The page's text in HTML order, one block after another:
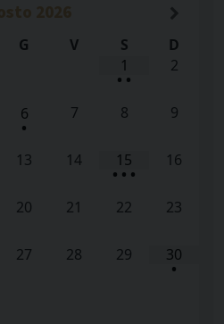
G V S
D
1
• •
2
6
•
7 8 9
13 14 15
• • •
16
20 21 22 23
27 28 29 30
•